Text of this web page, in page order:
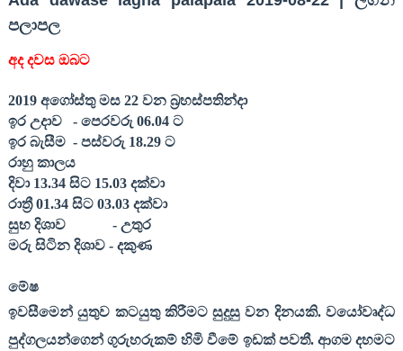
පලාපල
අද දවස ඔබට
2019අගෝස්තු මස 22වන බ්‍රහස්පතින්දා
ඉර උදාව
- පෙරවරු 06.04ට
ඉර බැසීම - පස්වරු 18.29ට
රාහු කාලය
දිවා 13.34සිට 15.03දක්වා
රාත්‍රී 01.34සිට 03.03දක්වා
සුභ දිශාව
- උතුර
මරු සිටින දිශාව - දකුණ
මේෂ
ඉවසීමෙන් යුතුව කටයුතු කිරීමට සුදුසු වන දිනයකි. වයෝවෘද්ධ
පුද්ගලයන්ගෙන් ගුරුහරුකම් හිමි වීමේ ඉඩක් පවතී. ආගම දහමට